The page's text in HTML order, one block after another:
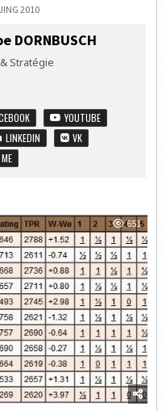
2010
DORNBUSCH
Stratégie
YOUTUBE
LINKEDIN
VK
651